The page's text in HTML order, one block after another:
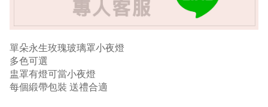
單朵永生玫瑰玻璃罩小夜燈
多色可選
盅罩有燈可當小夜燈
每個緞帶包裝 送禮合適